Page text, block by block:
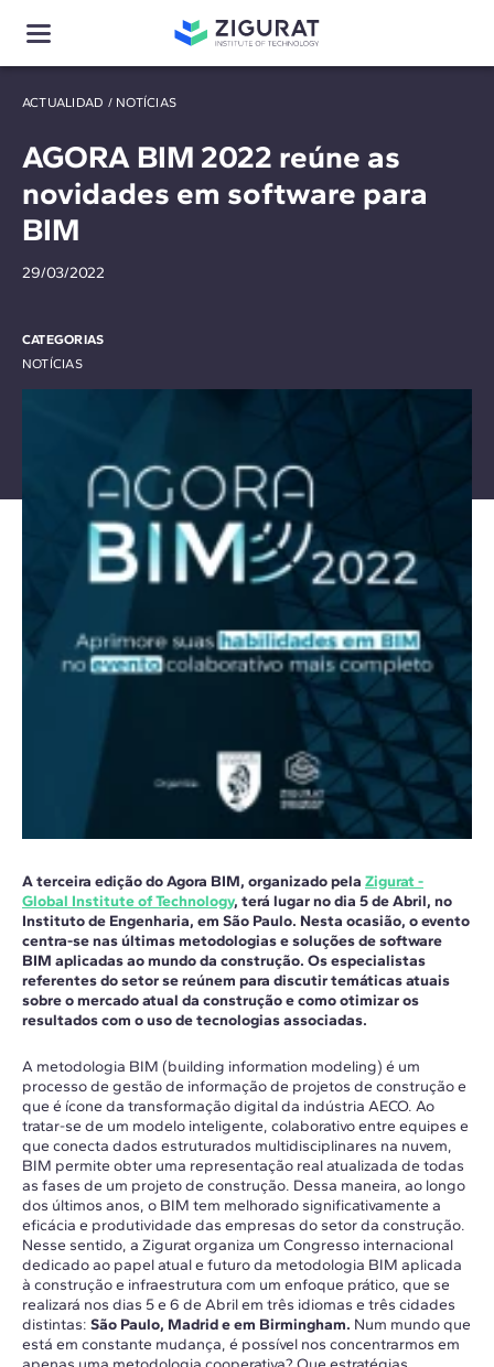
ACTUALIDAD / NOTÍCIAS
AGORA BIM 2022 reúne as
novidades em software para
BIM
29/03/2022
CATEGORIAS
NOTÍCIAS
A terceira edição do Agora BIM, organizado pela Zigurat -
Global Institute of Technology, terá lugar no dia 5 de Abril, no
Instituto de Engenharia, em São Paulo. Nesta ocasião, o evento
centra-se nas últimas metodologias e soluções de software
BIM aplicadas ao mundo da construção. Os especialistas
referentes do setor se reúnem para discutir temáticas atuais
sobre o mercado atual da construção e como otimizar os
resultados com o uso de tecnologias associadas.
A metodologia BIM (building information modeling) é um
processo de gestão de informação de projetos de construção e
que é ícone da transformação digital da indústria AECO. Ao
tratar-se de um modelo inteligente, colaborativo entre equipes e
que conecta dados estruturados multidisciplinares na nuvem,
BIM permite obter uma representação real atualizada de todas
as fases de um projeto de construção. Dessa maneira, ao longo
dos últimos anos, o BIM tem melhorado significativamente a
eficácia e produtividade das empresas do setor da construção.
Nesse sentido, a Zigurat organiza um Congresso internacional
dedicado ao papel atual e futuro da metodologia BIM aplicada
à construção e infraestrutura com um enfoque prático, que se
realizará nos dias 5 e 6 de Abril em três idiomas e três cidades
distintas: São Paulo, Madrid e em Birmingham. Num mundo que
está em constante mudança, é possível nos concentrarmos em